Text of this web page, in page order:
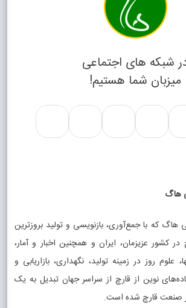
شبکه های اجتماعی
میزبان شما هستیم!
هاگ
هاگ که با جمع‌آوری، بازنویسی و تولید بروزترین
در کشور عزیزمان، ایران و همچنین اخبار و آمار،
علوم روز در زمینه تولید، نگهداری، بازاریابی و
نوین از قارچ از سراسر جهان تبدیل به یک
صنعت قارچ شده است.